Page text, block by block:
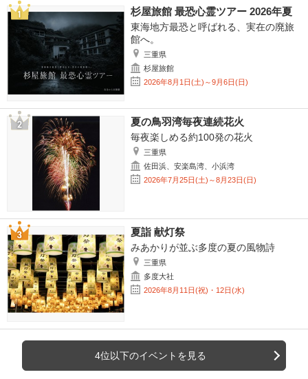
杉屋旅館 最恐心霊ツアー 2026年夏
東海地方最恐と呼ばれる、実在の廃旅
館へ。
三重県
杉屋旅館
2026年8月1日(土)～9月6日(日)
夏の鳥羽湾毎夜連続花火
毎夜楽しめる約100発の花火
三重県
佐田浜、安楽島湾、小浜湾
2026年7月25日(土)～8月23日(日)
夏詣 献灯祭
みあかりが並ぶ多度の夏の風物詩
三重県
多度大社
2026年8月11日(祝)・12日(水)
4位以下のイベントを見る